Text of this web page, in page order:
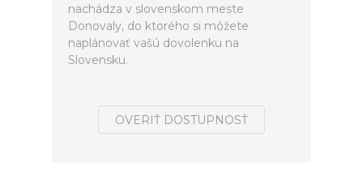
nachádza v slovenskom meste
Donovaly, do ktorého si môžete
naplánovať vašú dovolenku na
Slovensku.
OVERIŤ DOSTUPNOSŤ